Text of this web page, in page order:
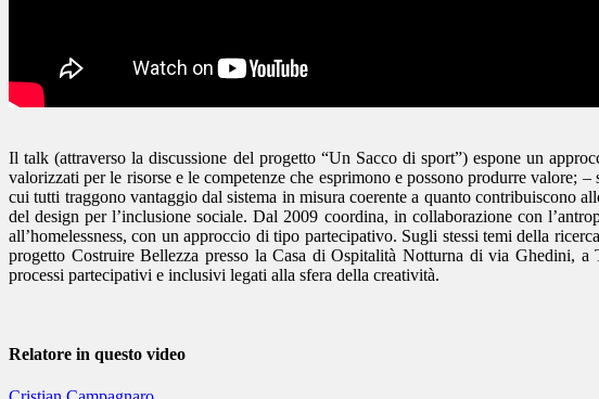
Il talk (attraverso la discussione del progetto “Un Sacco di sport”) espone un
valorizzati per le risorse e le competenze che esprimono e possono produrre valore;
cui tutti traggono vantaggio dal sistema in misura coerente a quanto contribuiscono
del design per l’inclusione sociale. Dal 2009 coordina, in collaborazione con
all’homelessness, con un approccio di tipo partecipativo. Sugli stessi temi della
progetto Costruire Bellezza presso la Casa di Ospitalità Notturna di via Ghedini,
processi partecipativi e inclusivi legati alla sfera della creatività.
Relatore in questo video